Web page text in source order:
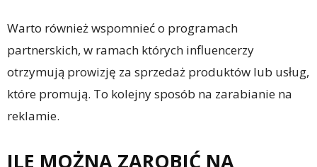
Warto również wspomnieć o programach
partnerskich, w ramach których influencerzy
otrzymują prowizję za sprzedaż produktów lub usług,
które promują. To kolejny sposób na zarabianie na
reklamie.
ILE MOŻNA ZAROBIĆ NA